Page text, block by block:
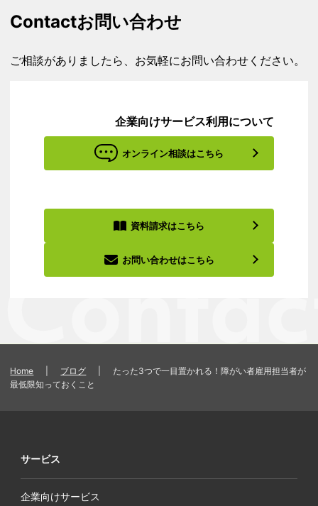
Contactお問い合わせ
ご相談がありましたら、お気軽にお問い合わせください。
企業向けサービス利用について
オンライン相談はこちら
資料請求はこちら
お問い合わせはこちら
Home ブログ
たった3つで一目置かれる！障がい者雇用担当者が
最低限知っておくこと
サービス
企業向けサービス